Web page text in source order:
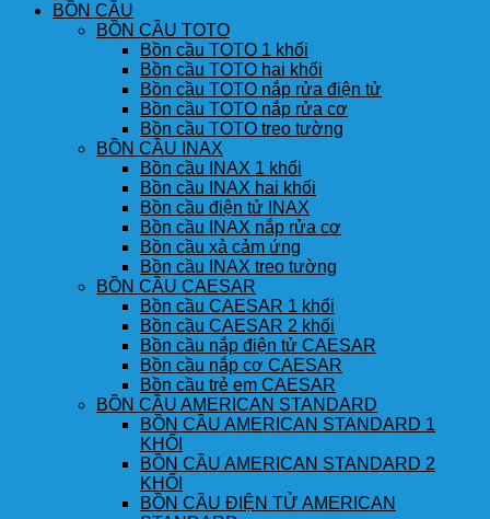
BỒN CẦU
BỒN CẦU TOTO
Bồn cầu TOTO 1 khối
Bồn cầu TOTO hai khối
Bồn cầu TOTO nắp rửa điện tử
Bồn cầu TOTO nắp rửa cơ
Bồn cầu TOTO treo tường
BỒN CẦU INAX
Bồn cầu INAX 1 khối
Bồn cầu INAX hai khối
Bồn cầu điện tử INAX
Bồn cầu INAX nắp rửa cơ
Bồn cầu xả cảm ứng
Bồn cầu INAX treo tường
BỒN CẦU CAESAR
Bồn cầu CAESAR 1 khối
Bồn cầu CAESAR 2 khối
Bồn cầu nắp điện tử CAESAR
Bồn cầu nắp cơ CAESAR
Bồn cầu trẻ em CAESAR
BỒN CẦU AMERICAN STANDARD
BỒN CẦU AMERICAN STANDARD 1
KHỐI
BỒN CẦU AMERICAN STANDARD 2
KHỐI
BỒN CẦU ĐIỆN TỬ AMERICAN